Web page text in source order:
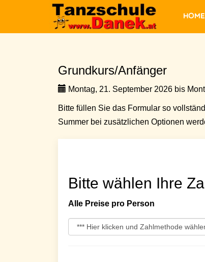
Grundkurs/Anfänger
Montag, 21. September 2026 bis
Bitte füllen Sie das Formular so
Summer bei zusätzlichen Optionen
Bitte wählen Ihre
Alle Preise pro Person